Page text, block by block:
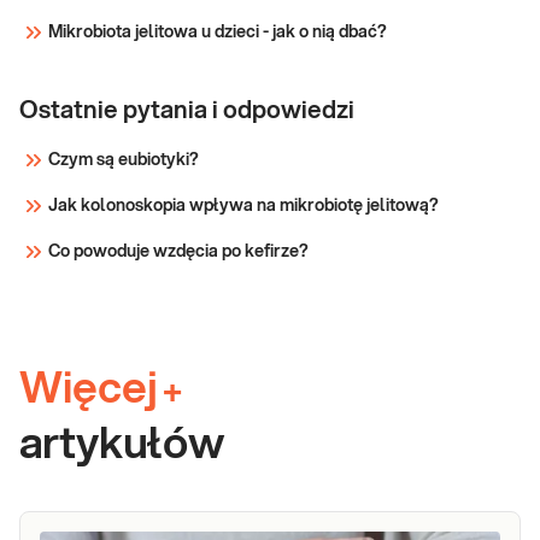
Sprawdź
Mikrobiota jelitowa u dzieci - jak o nią dbać?
Ostatnie pytania i odpowiedzi
Czym są eubiotyki?
Jak kolonoskopia wpływa na mikrobiotę jelitową?
Co powoduje wzdęcia po kefirze?
Więcej +
artykułów